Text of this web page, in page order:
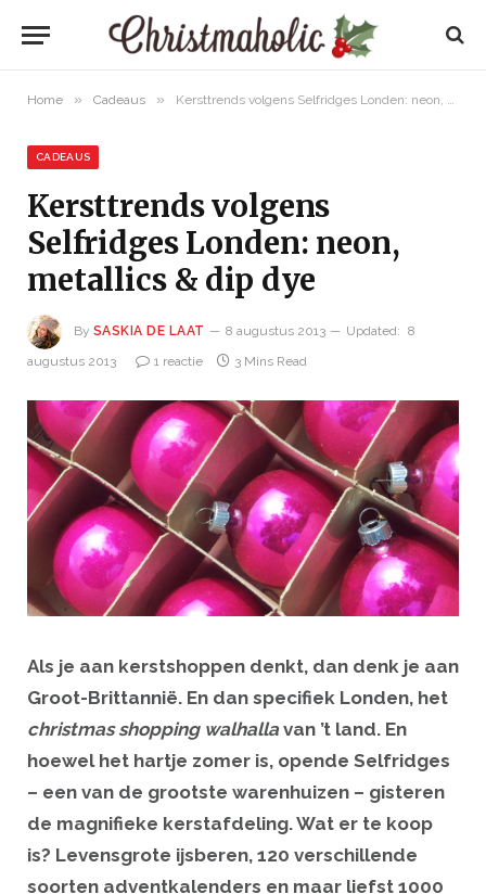
Home » Cadeaus » Kersttrends volgens Selfridges Londen: neon, metallics & dip dye
CADEAUS
Kersttrends volgens
Selfridges Londen: neon,
metallics & dip dye
By SASKIA DE LAAT 8 augustus 2013 Updated: 8
augustus 2013
1 reactie 3 Mins Read
Als je aan kerstshoppen denkt, dan denk je aan
Groot-Brittannië. En dan specifiek Londen, het
christmas shopping walhallavan ’t land. En
hoewel het hartje zomer is, opende Selfridges
– een van de grootste warenhuizen – gisteren
de magnifieke kerstafdeling. Wat er te koop
is? Levensgrote ijsberen, 120 verschillende
soorten adventkalenders en maar liefst 1000